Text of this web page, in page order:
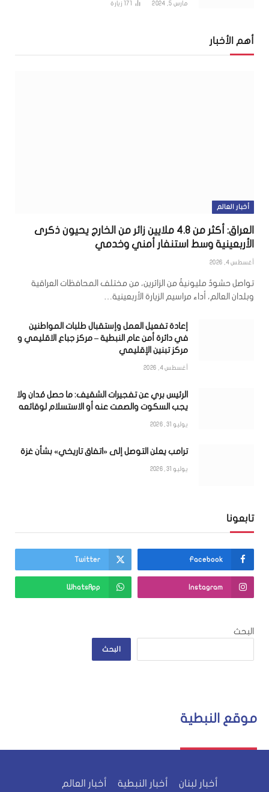
مارس 5, 2024 171 زيارة
أهم الأخبار
أخبار العالم
العراق: أكثر من 4.8 ملايين زائر من الخارج يحيون ذكرى
الأربعينية وسط استنفار أمني وخدمي
أغسطس 4, 2026
تواصل حشودٌ مليونيةٌ من الزائرين، من مختلف المحافظات العراقية
وبلدان العالم، أداء مراسيم الزيارة الأربعينية…
إعادة تفعيل العمل وإستقبال طلبات المواطنين
في دائرة أمن عام النبطية – مركز جباع الاقليمي و
مركز تبنين الإقليمي
أغسطس 4, 2026
الرئيس بري عن تفجيرات الشقيف: ما حصل مُدان ولا
يجب السكوت والصمت عنه أو الاستسلام لوقائعه
يوليو 31, 2026
ترامب يعلن التوصل إلى «اتفاق تاريخي» بشأن غزة
يوليو 31, 2026
تابعونا
Facebook
Twitter
Instagram
WhatsApp
البحث
البحث
موقع النبطية
أخبار لبنان أخبار النبطية أخبار العالم